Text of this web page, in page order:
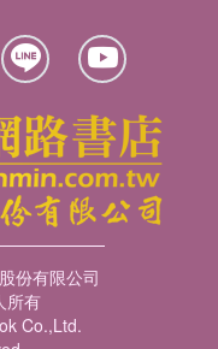
份有限公司
所有
Co.,Ltd.